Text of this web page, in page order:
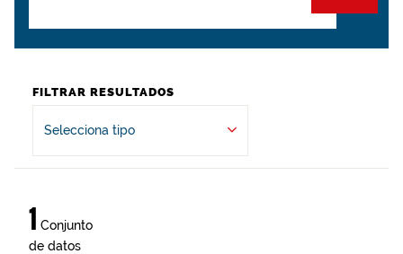
FILTRAR RESULTADOS
Selecciona tipo
1 Conjunto
de datos